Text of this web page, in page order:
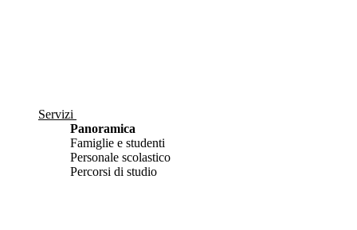
Servizi
Panoramica
Famiglie e studenti
Personale scolastico
Percorsi di studio